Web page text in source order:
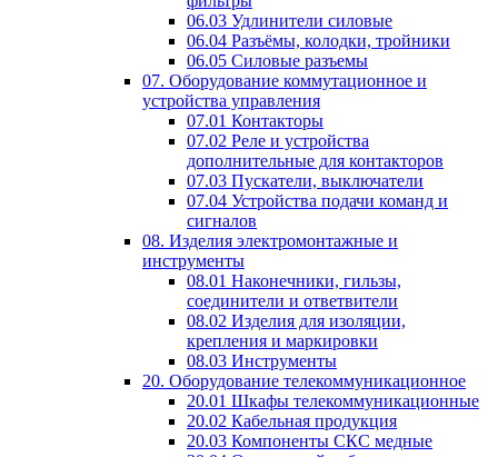
06.03 Удлинители силовые
06.04 Разъёмы, колодки, тройники
06.05 Силовые разъемы
07. Оборудование коммутационное и
устройства управления
07.01 Контакторы
07.02 Реле и устройства
дополнительные для контакторов
07.03 Пускатели, выключатели
07.04 Устройства подачи команд и
сигналов
08. Изделия электромонтажные и
инструменты
08.01 Наконечники, гильзы,
соединители и ответвители
08.02 Изделия для изоляции,
крепления и маркировки
08.03 Инструменты
20. Оборудование телекоммуникационное
20.01 Шкафы телекоммуникационные
20.02 Кабельная продукция
20.03 Компоненты СКС медные